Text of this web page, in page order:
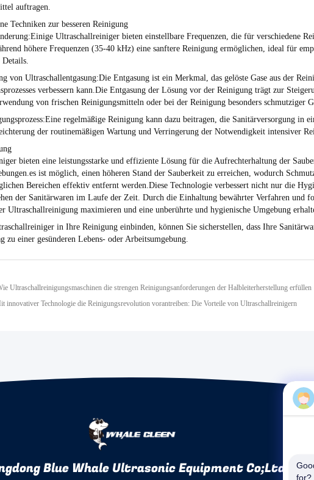
auftragen.
Techniken zur besseren Reinigung
Einige Ultraschallreiniger bieten einstellbare Frequenzen, die für verschiedene
höhere Frequenzen (35-40 kHz) eine sanftere Reinigung ermöglichen, ideal für
von Ultraschallentgasung:Die Entgasung ist ein Merkmal, das gelöste Gase aus der
verbessern kann.Die Entgasung der Lösung vor der Reinigung trägt zur
von frischen Reinigungsmitteln oder bei der Reinigung besonders schmutziger
Eine regelmäßige Reinigung kann dazu beitragen, die Sanitärversorgung in
der routinemäßigen Wartung und Verringerung der Notwendigkeit intensiver
bieten eine leistungsstarke und effiziente Lösung für die Aufrechterhaltung der
ist möglich, einen höheren Stand der Sauberkeit zu erreichen, wodurch
Bereichen effektiv entfernt werden.Diese Technologie verbessert nicht nur die
der Sanitärwaren im Laufe der Zeit. Durch die Einhaltung bewährter Verfahren und
Ultraschallreinigung maximieren und eine unberührte und hygienische Umgebung
in Ihre Reinigung einbinden, können Sie sicherstellen, dass Ihre
zu einer gesünderen Lebens- oder Arbeitsumgebung.
Ultraschallreinigungsmaschinen die strengen Reinigungsanforderungen der Halbleiterherstellung erfüllen
innovativer Technologie die Reinigungsrevolution vorantreiben: Die Vorteile von Ultraschallreinigern
Blue Whale Ultrasonic Equipment Co;Ltd
for?